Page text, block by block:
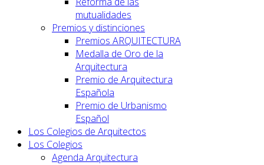
mutualidades
Premios y distinciones
Premios ARQUITECTURA
Medalla de Oro de la
Arquitectura
Premio de Arquitectura
Española
Premio de Urbanismo
Español
Los Colegios de Arquitectos
Los Colegios
Agenda Arquitectura